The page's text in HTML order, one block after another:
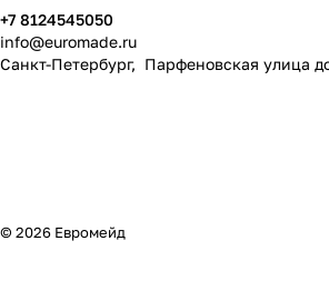
+7 8124545050
info@euromade.ru
Санкт-Петербург, Парфеновская улица
© 2026 Евромейд